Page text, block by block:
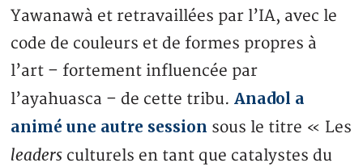
Yawanawà et retravaillées par l’IA, avec le
code de couleurs et de formes propres à
l’art – fortement influencée par
l’ayahuasca – de cette tribu.Anadol a
animé une autre session sous le titre « Les
leaders culturels en tant que catalystes du